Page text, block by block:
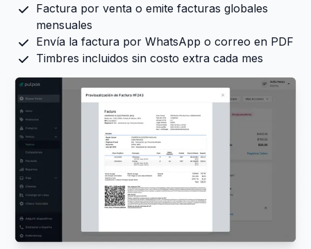
Factura por venta o emite facturas globales
mensuales
Envía la factura por WhatsApp o correo en PDF
Timbres incluidos sin costo extra cada mes